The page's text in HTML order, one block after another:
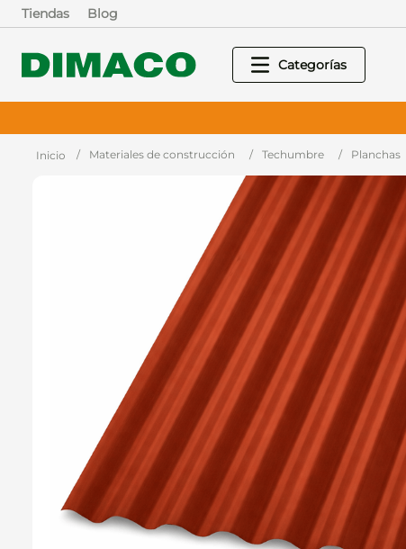
Tiendas Blog
Materiales de construcción Techumbre Planchas